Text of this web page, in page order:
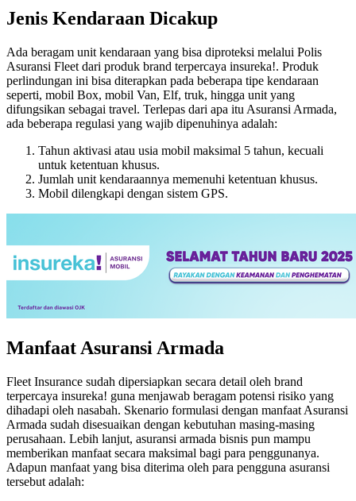
Jenis Kendaraan Dicakup
Ada beragam unit kendaraan yang bisa diproteksi melalui Polis
Asuransi Fleet dari produk brand terpercaya insureka!. Produk
perlindungan ini bisa diterapkan pada beberapa tipe kendaraan
seperti, mobil Box, mobil Van, Elf, truk, hingga unit yang
difungsikan sebagai travel. Terlepas dari apa itu Asuransi Armada,
ada beberapa regulasi yang wajib dipenuhinya adalah:
Tahun aktivasi atau usia mobil maksimal 5 tahun, kecuali
untuk ketentuan khusus.
Jumlah unit kendaraannya memenuhi ketentuan khusus.
Mobil dilengkapi dengan sistem GPS.
Manfaat Asuransi Armada
Fleet Insurance sudah dipersiapkan secara detail oleh brand
terpercaya insureka! guna menjawab beragam potensi risiko yang
dihadapi oleh nasabah. Skenario formulasi dengan manfaat Asuransi
Armada sudah disesuaikan dengan kebutuhan masing-masing
perusahaan. Lebih lanjut, asuransi armada bisnis pun mampu
memberikan manfaat secara maksimal bagi para penggunanya.
Adapun manfaat yang bisa diterima oleh para pengguna asuransi
tersebut adalah: